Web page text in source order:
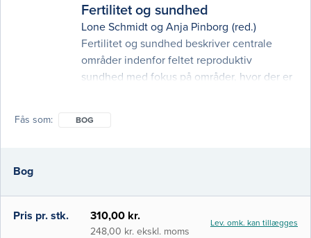
Fertilitet og sundhed
Lone Schmidt og Anja Pinborg (red.)
Fertilitet og sundhed beskriver centrale
områder indenfor feltet reproduktiv
sundhed med fokus på områder, hvor der er
behandles er fx de nye forbedrede
fremtidige liv. Derudover er der kapitler om
sociale determinat
Fås som BOG
Bog
Pris pr. stk. 310,00 kr.
248,00 kr. ekskl. moms
Lev. omk. kan tillægges